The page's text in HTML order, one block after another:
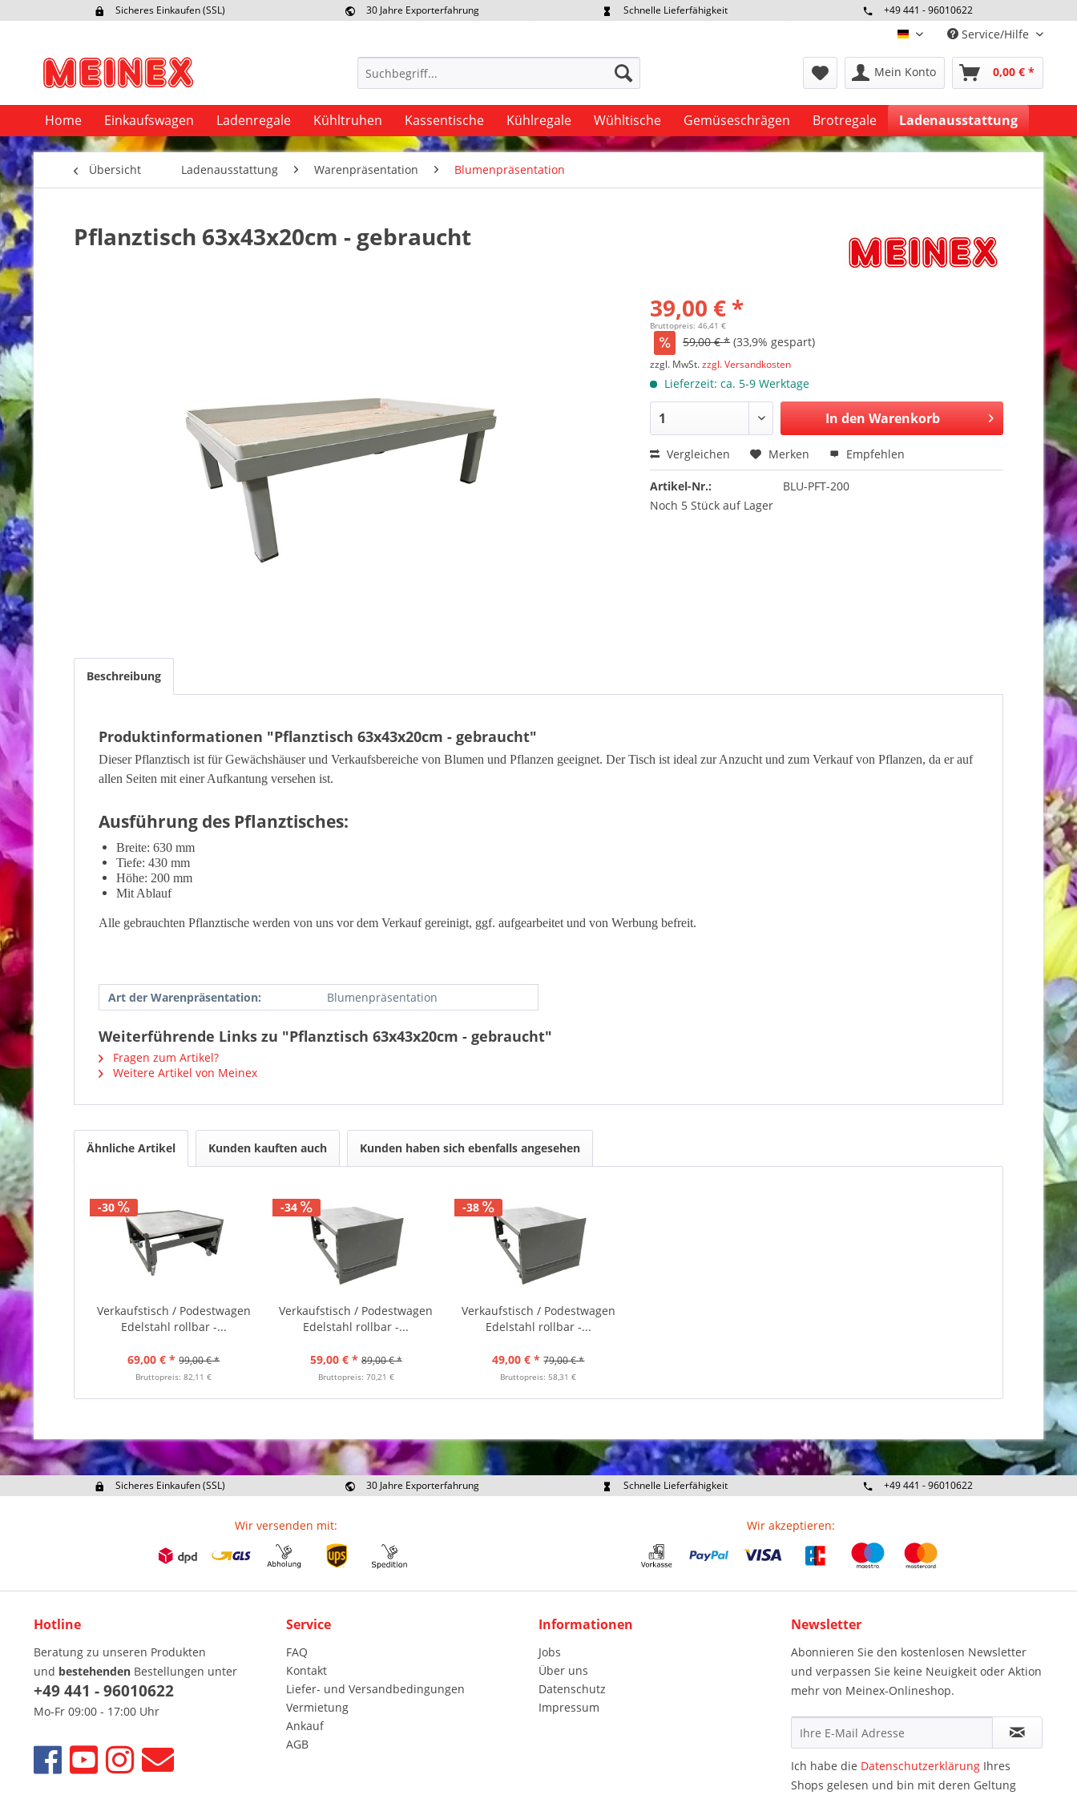
Sicheres Einkaufen (SSL)
30 Jahre Exporterfahrung
Schnelle Lieferfähigkeit
+49 441 - 96010622
deutsch Service/Hilfe
Mein Konto 0,00 € *
Home Einkaufswagen Ladenregale Kühltruhen Kassentische Kühlregale Wühltische Gemüseschrägen Brotregale Ladenausstattung
Übersicht Ladenausstattung Warenpräsentation Blumenpräsentation
Pflanztisch 63x43x20cm - gebraucht
39,00 € *
Bruttopreis: 46,41 €
59,00 € * (33,9% gespart)
zzgl. MwSt.zzgl. Versandkosten
Lieferzeit: ca. 5-9 Werktage
In den Warenkorb
Vergleichen Merken Empfehlen
Artikel-Nr.:
BLU-PFT-200
Noch 5 Stück auf Lager
Beschreibung
Produktinformationen "Pflanztisch 63x43x20cm - gebraucht"
Dieser Pflanztisch ist für Gewächshäuser und Verkaufsbereiche von Blumen und Pflanzen geeignet. Der Tisch ist ideal zur Anzucht und zum Verkauf von Pflanzen, da er auf
allen Seiten mit einer Aufkantung versehen ist.
Ausführung des Pflanztisches:
Breite: 630 mm
Tiefe: 430 mm
Höhe: 200 mm
Mit Ablauf
Alle gebrauchten Pflanztische werden von uns vor dem Verkauf gereinigt, ggf. aufgearbeitet und von Werbung befreit.
Art der Warenpräsentation: Blumenpräsentation
Weiterführende Links zu "Pflanztisch 63x43x20cm - gebraucht"
Fragen zum Artikel?
Weitere Artikel von Meinex
Ähnliche Artikel Kunden kauften auch Kunden haben sich ebenfalls angesehen
-30
Verkaufstisch / Podestwagen
Edelstahl rollbar -...
69,00 € * 99,00 € *
Bruttopreis: 82,11 €
-34
Verkaufstisch / Podestwagen
Edelstahl rollbar -...
59,00 € * 89,00 € *
Bruttopreis: 70,21 €
-38
Verkaufstisch / Podestwagen
Edelstahl rollbar -...
49,00 € * 79,00 € *
Bruttopreis: 58,31 €
Sicheres Einkaufen (SSL)
30 Jahre Exporterfahrung
Schnelle Lieferfähigkeit
+49 441 - 96010622
Wir versenden mit: Wir akzeptieren:
Hotline
Beratung zu unseren Produkten
und bestehenden Bestellungen unter
+49 441 - 96010622
Mo-Fr 09:00 - 17:00 Uhr
Service
FAQ
Kontakt
Liefer- und Versandbedingungen
Vermietung
Ankauf
AGB
Informationen
Jobs
Über uns
Datenschutz
Impressum
Newsletter
Abonnieren Sie den kostenlosen Newsletter
und verpassen Sie keine Neuigkeit oder Aktion
mehr von Meinex-Onlineshop.
Ich habe die Datenschutzerklärung Ihres
Shops gelesen und bin mit deren Geltung